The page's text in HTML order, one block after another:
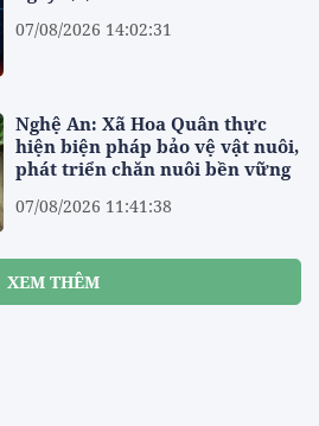
07/08/2026 14:02:31
Nghệ An: Xã Hoa Quân thực
hiện biện pháp bảo vệ vật nuôi,
phát triển chăn nuôi bền vững
07/08/2026 11:41:38
XEM THÊM